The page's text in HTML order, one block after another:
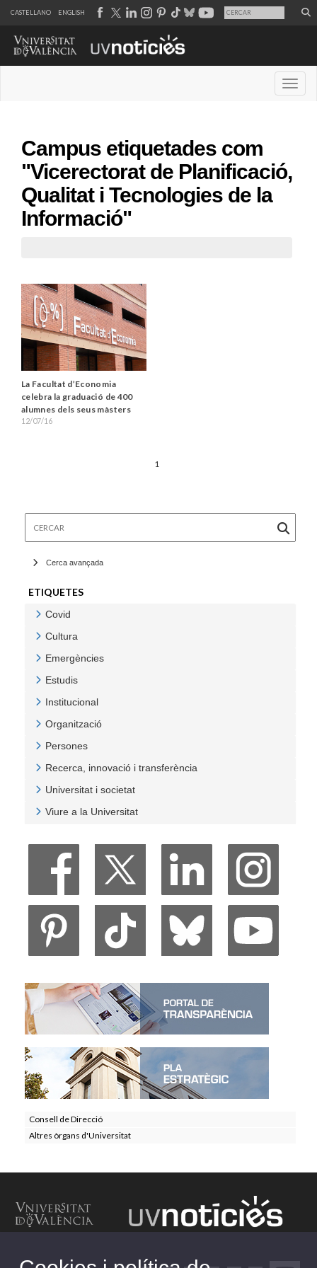
CASTELLANO ENGLISH
Campus etiquetades com
"Vicerectorat de Planificació,
Qualitat i Tecnologies de la
Informació"
La Facultat d’Economia
celebra la graduació de 400
alumnes dels seus màsters
12/07/16
1
Cerca avançada
ETIQUETES
Covid
Cultura
Emergències
Estudis
Institucional
Organització
Persones
Recerca, innovació i transferència
Universitat i societat
Viure a la Universitat
Consell de Direcció
Altres òrgans d'Universitat